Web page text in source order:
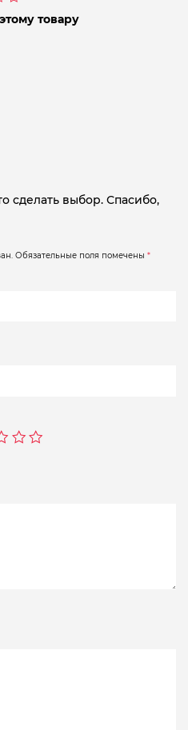
товару
сделать выбор. Спасибо,
Обязательные поля помечены *